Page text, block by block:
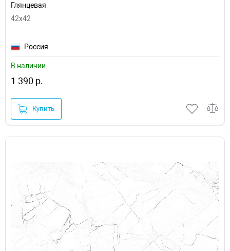
Глянцевая
42х42
Россия
В наличии
1 390 р.
Купить